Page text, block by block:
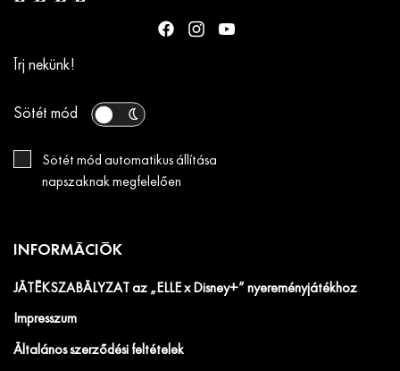
Írj nekünk!
Sötét mód
Sötét mód automatikus állítása
napszaknak megfelelően
INFORMÁCIÓK
JÁTÉKSZABÁLYZAT az „ELLE x Disney+” nyereményjátékhoz
Impresszum
Általános szerződési feltételek